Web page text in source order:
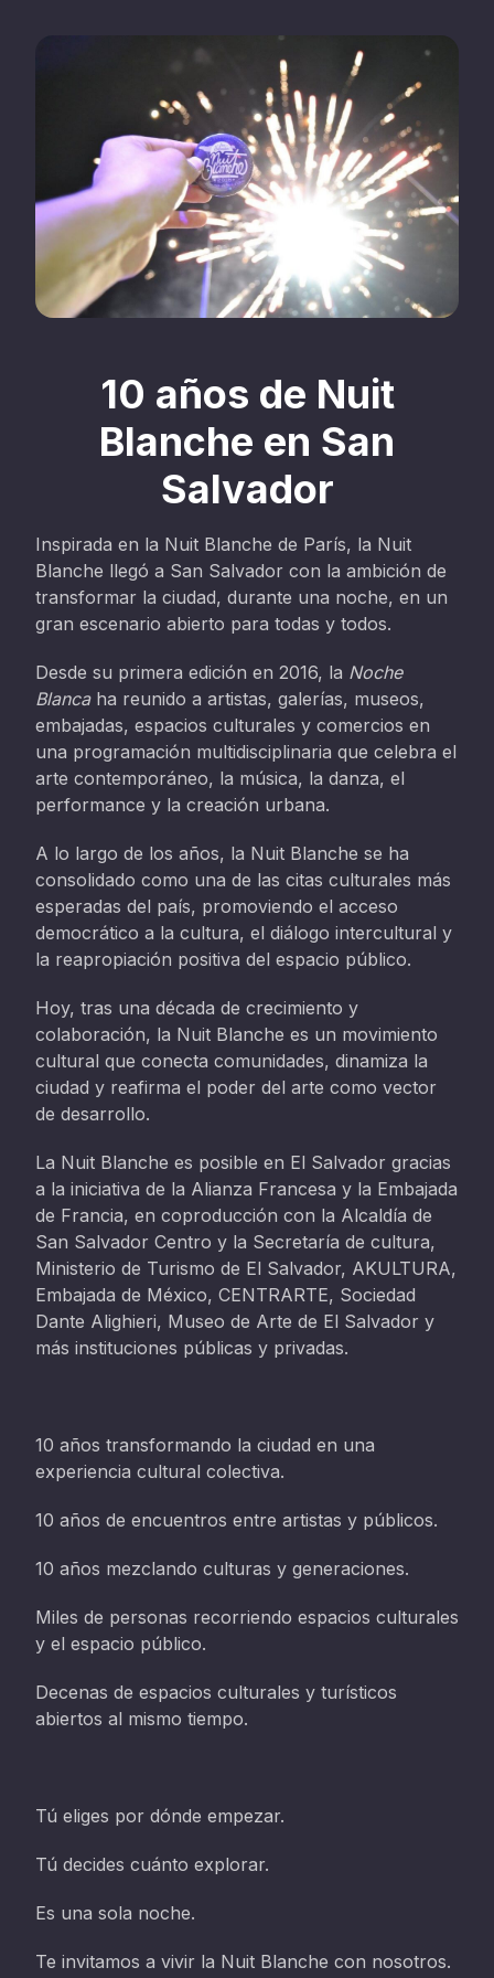
10 años de Nuit
Blanche en San
Salvador
Inspirada en la Nuit Blanche de París, la Nuit
Blanche llegó a San Salvador con la ambición de
transformar la ciudad, durante una noche, en un
gran escenario abierto para todas y todos.
Desde su primera edición en 2016, la Noche
Blancaha reunido a artistas, galerías, museos,
embajadas, espacios culturales y comercios en
una programación multidisciplinaria que celebra el
arte contemporáneo, la música, la danza, el
performance y la creación urbana.
A lo largo de los años, la Nuit Blanche se ha
consolidado como una de las citas culturales más
esperadas del país, promoviendo el acceso
democrático a la cultura, el diálogo intercultural y
la reapropiación positiva del espacio público.
Hoy, tras una década de crecimiento y
colaboración, la Nuit Blanche es un movimiento
cultural que conecta comunidades, dinamiza la
ciudad y reafirma el poder del arte como vector
de desarrollo.
La Nuit Blanche es posible en El Salvador gracias
a la iniciativa de la Alianza Francesa y la Embajada
de Francia, en coproducción con la Alcaldía de
San Salvador Centro y la Secretaría de cultura,
Ministerio de Turismo de El Salvador, AKULTURA,
Embajada de México, CENTRARTE, Sociedad
Dante Alighieri, Museo de Arte de El Salvador y
más instituciones públicas y privadas.
10 años transformando la ciudad en una
experiencia cultural colectiva.
10 años de encuentros entre artistas y públicos.
10 años mezclando culturas y generaciones.
Miles de personas recorriendo espacios culturales
y el espacio público.
Decenas de espacios culturales y turísticos
abiertos al mismo tiempo.
Tú eliges por dónde empezar.
Tú decides cuánto explorar.
Es una sola noche.
Te invitamos a vivir la Nuit Blanche con nosotros.